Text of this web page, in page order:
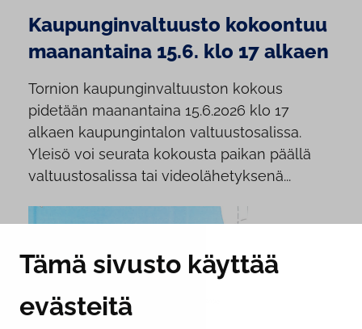
Tämä sivusto käyttää
evästeitä
Kaupunginvaltuusto kokoontuu
maanantaina 15.6. klo 17 alkaen
Tornion kaupunginvaltuuston kokous
pidetään maanantaina 15.6.2026 klo 17
alkaen kaupungintalon valtuustosalissa.
Yleisö voi seurata kokousta paikan päällä
valtuustosalissa tai videolähetyksenä...